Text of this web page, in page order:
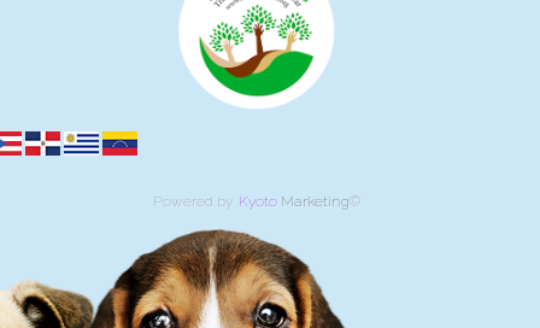
Powered by Kyoto Marketing©